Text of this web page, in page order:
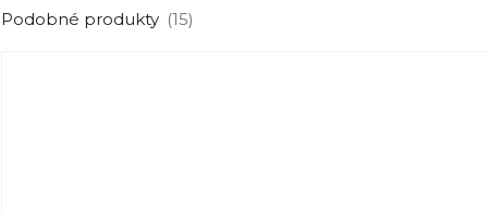
Podobné produkty (15)